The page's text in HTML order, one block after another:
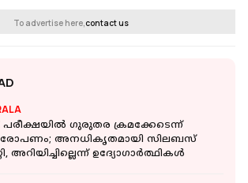
To advertise here,contact us
പരീക്ഷയില്‍ ഗുരുതര ക്രമക്കേടെന്ന്
അനധികൃതമായി സിലബസ്
അറിയിച്ചില്ലെന്ന് ഉദ്യോഗാര്‍ത്ഥികള്‍